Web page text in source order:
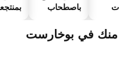
باصطحاب
منك في بوخارست